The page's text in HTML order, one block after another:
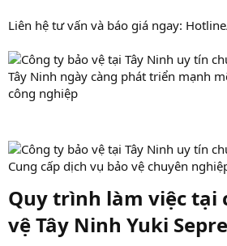
Liên hệ tư vấn và báo giá ngay:
Tây Ninh ngày càng phát triển mạnh
công nghiệp
Cung cấp dịch vụ bảo vệ chuyên
Quy trình làm việc tại
vệ Tây Ninh Yuki